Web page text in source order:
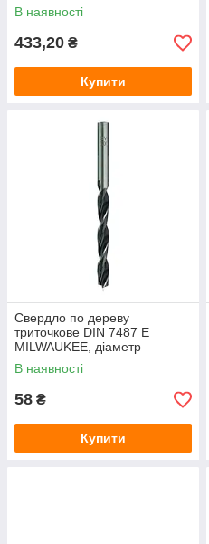
В наявності
433,20 ₴
Купити
Свердло по дереву
триточкове DIN 7487 E
MILWAUKEE, діаметр
9х125х80мм
В наявності
58 ₴
Купити